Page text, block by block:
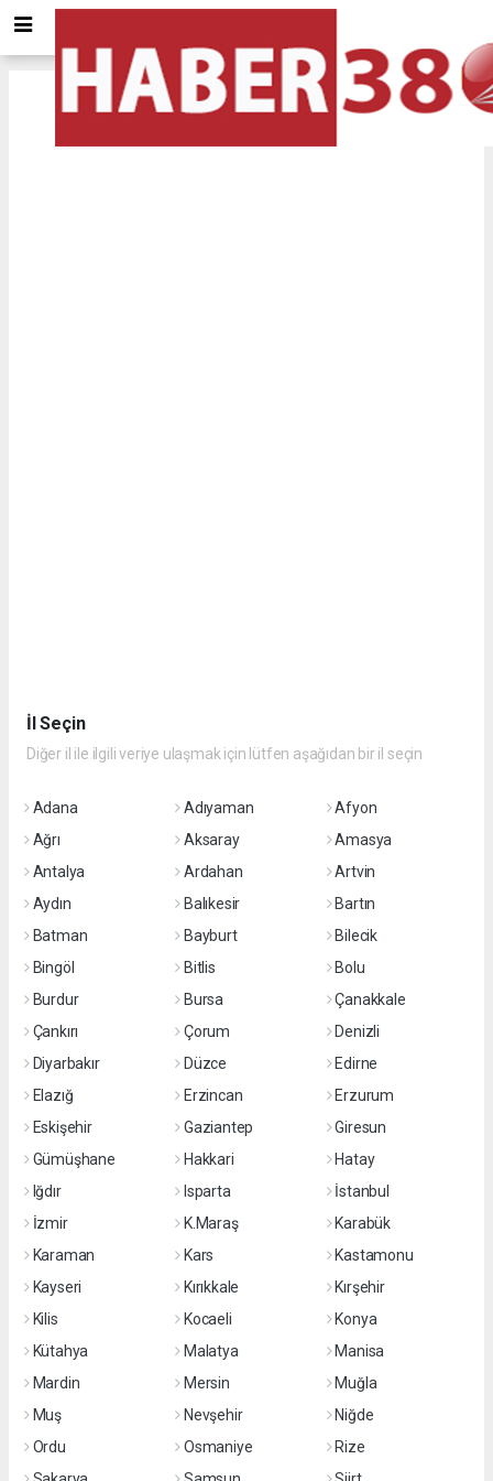
Samsuniçin Tol ve Trafik durumu
İl Seçin
Diğer il ile ilgili veriye ulaşmak için lütfen aşağıdan bir il seçin
Adana Adıyaman
Afyon
Ağrı
Aksaray
Amasya
Antalya
Ardahan
Artvin
Aydın
Balıkesir
Bartın
Batman
Bayburt
Bilecik
Bingöl
Bitlis
Bolu
Burdur
Bursa
Çanakkale
Çankırı
Çorum
Denizli
Diyarbakır
Düzce
Edirne
Elazığ
Erzincan
Erzurum
Eskişehir
Gaziantep
Giresun
Gümüşhane
Hakkari
Hatay
Iğdır
Isparta
İstanbul
İzmir
K.Maraş
Karabük
Karaman
Kars
Kastamonu
Kayseri
Kırıkkale
Kırşehir
Kilis
Kocaeli
Konya
Kütahya
Malatya
Manisa
Mardin
Mersin
Muğla
Muş
Nevşehir
Niğde
Ordu
Osmaniye
Rize